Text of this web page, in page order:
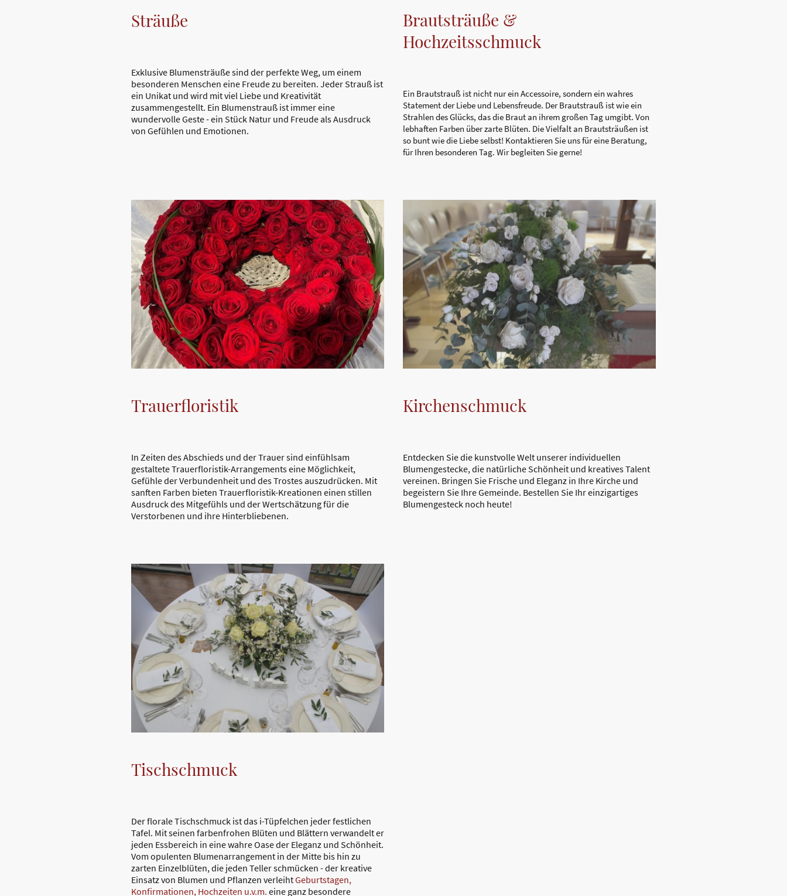
Sträuße
Exklusive Blumensträuße sind der perfekte Weg, um einem
besonderen Menschen eine Freude zu bereiten. Jeder Strauß ist
ein Unikat und wird mit viel Liebe und Kreativität
zusammengestellt. Ein Blumenstrauß ist immer eine
wundervolle Geste - ein Stück Natur und Freude als Ausdruck
von Gefühlen und Emotionen.
Brautsträuße &
Hochzeitsschmuck
Ein Brautstrauß ist nicht nur ein Accessoire, sondern ein wahres
Statement der Liebe und Lebensfreude. Der Brautstrauß ist wie ein
Strahlen des Glücks, das die Braut an ihrem großen Tag umgibt. Von
lebhaften Farben über zarte Blüten. Die Vielfalt an Brautsträußen ist
so bunt wie die Liebe selbst! Kontaktieren Sie uns für eine Beratung,
für Ihren besonderen Tag. Wir begleiten Sie gerne!
Trauerfloristik
In Zeiten des Abschieds und der Trauer sind einfühlsam
gestaltete Trauerfloristik-Arrangements eine Möglichkeit,
Gefühle der Verbundenheit und des Trostes auszudrücken. Mit
sanften Farben bieten Trauerfloristik-Kreationen einen stillen
Ausdruck des Mitgefühls und der Wertschätzung für die
Verstorbenen und ihre Hinterbliebenen.
Kirchenschmuck
Entdecken Sie die kunstvolle Welt unserer individuellen
Blumengestecke, die natürliche Schönheit und kreatives Talent
vereinen. Bringen Sie Frische und Eleganz in Ihre Kirche und
begeistern Sie Ihre Gemeinde. Bestellen Sie Ihr einzigartiges
Blumengesteck noch heute!
Tischschmuck
Der florale Tischschmuck ist das i-Tüpfelchen jeder festlichen
Tafel. Mit seinen farbenfrohen Blüten und Blättern verwandelt er
jeden Essbereich in eine wahre Oase der Eleganz und Schönheit.
Vom opulenten Blumenarrangement in der Mitte bis hin zu
zarten Einzelblüten, die jeden Teller schmücken - der kreative
Einsatz von Blumen und Pflanzen verleihtGeburtstagen,
Konfirmationen, Hochzeiten u.v.m. eine ganz besondere